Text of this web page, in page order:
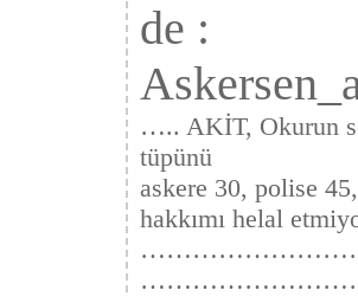
de :
….. AKİT, Okurun
tüpünü
askere 30, polise
hakkımı helal